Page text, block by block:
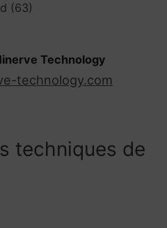
(63)
Technology
technology.com
techniques de